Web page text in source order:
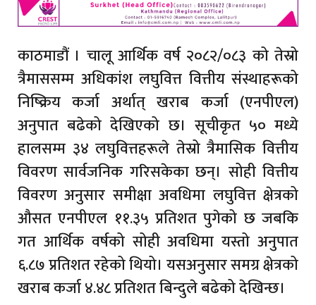
काठमाडौं । चालू आर्थिक वर्ष २०८२/०८३ को तेस्रो
त्रैमाससम्म अधिकांश लघुवित्त वित्तीय संस्थाहरूको
निष्क्रिय कर्जा अर्थात् खराब कर्जा (एनपीएल)
अनुपात बढेको देखिएको छ। सूचीकृत ५० मध्ये
हालसम्म ३४ लघुवित्तहरूले तेस्रो त्रैमासिक वित्तीय
विवरण सार्वजनिक गरिसकेका छन्। सोही वित्तीय
विवरण अनुसार समीक्षा अवधिमा लघुवित्त क्षेत्रको
औसत एनपीएल ११.३५ प्रतिशत पुगेको छ जबकि
गत आर्थिक वर्षको सोही अवधिमा यस्तो अनुपात
६.८७ प्रतिशत रहेको थियो। यसअनुसार समग्र क्षेत्रको
खराब कर्जा ४.४८ प्रतिशत बिन्दुले बढेको देखिन्छ।